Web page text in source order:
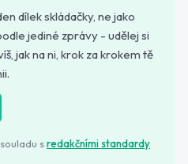
dílek skládačky, ne jako
jediné zprávy - udělej si
jak na ni, krok za krokem tě
sredakčními standardy